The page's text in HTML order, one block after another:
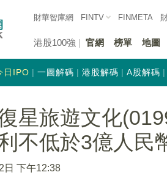
財華智庫網 FINTV FINMETA
港股100強 官網 榜單 地圖
日IPO 一圖解碼 港股解碼 A股解碼
復星旅遊文化
不低於3億人民
日 下午12:38